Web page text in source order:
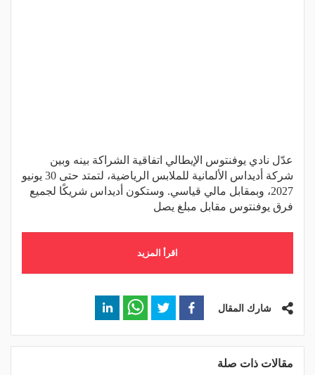
عدّل نادي يوفنتوس الإيطالي اتفاقية الشراكة بينه وبين
شركة أديداس الألمانية للملابس الرياضية، لتمتد حتى 30 يونيو
2027، وبمقابل مالي قياسي. وستكون أديداس شريكًا لجميع
فرق يوفنتوس مقابل مبلغ يصل
اقرأ المزيد
شارك المقال
مقالات ذات صلة